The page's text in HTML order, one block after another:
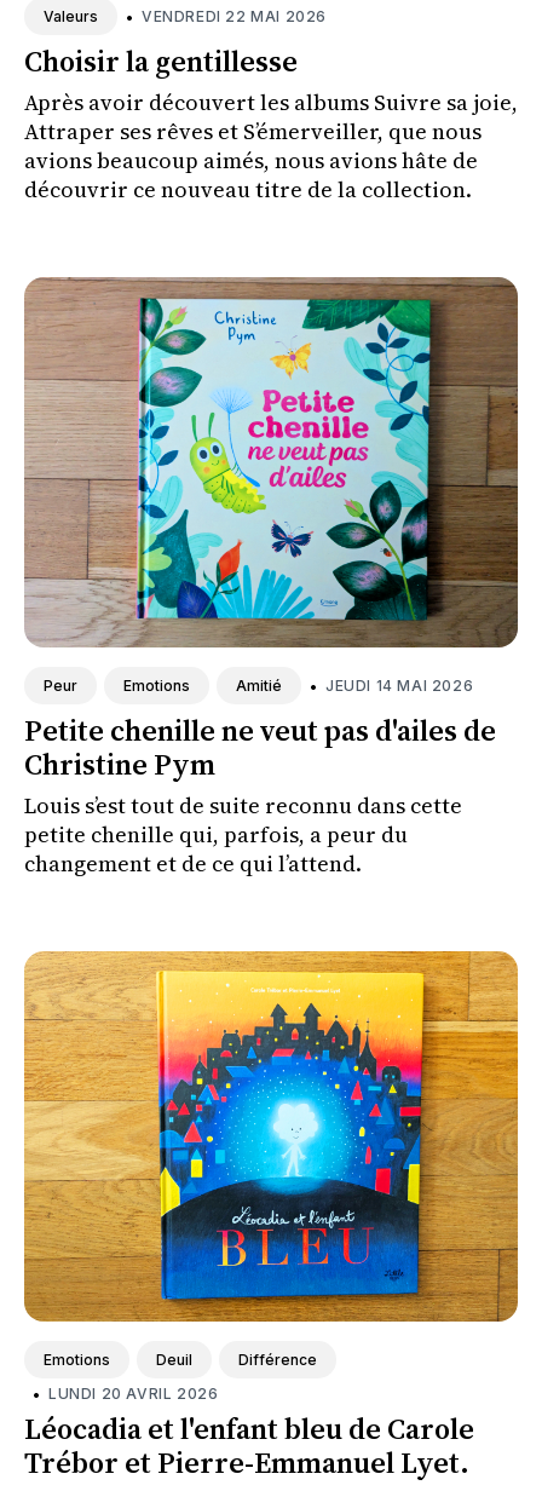
Valeurs • VENDREDI 22 MAI 2026
Choisir la gentillesse
Après avoir découvert les albums Suivre sa joie,
Attraper ses rêves et S’émerveiller, que nous
avions beaucoup aimés, nous avions hâte de
découvrir ce nouveau titre de la collection.
Peur Emotions Amitié • JEUDI 14 MAI 2026
Petite chenille ne veut pas d'ailes de
Christine Pym
Louis s’est tout de suite reconnu dans cette
petite chenille qui, parfois, a peur du
changement et de ce qui l’attend.
Emotions Deuil Différence
• LUNDI 20 AVRIL 2026
Léocadia et l'enfant bleu de Carole
Trébor et Pierre-Emmanuel Lyet.